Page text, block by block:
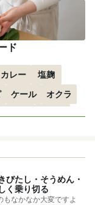
ド
カレー
塩麹
ケール
オクラ
びたし・そうめん・
く乗り切る
なかなか大変ですよ